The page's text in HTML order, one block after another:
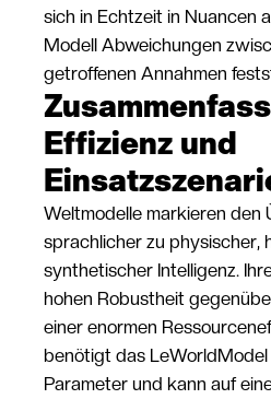
sich in Echtzeit in Nuancen
Modell Abweichungen
getroffenen Annahmen
Effizienz und
Weltmodelle markieren den
sprachlicher zu physischer,
synthetischer Intelligenz.
hohen Robustheit
einer enormen
benötigt das LeWorldModel
Parameter und kann auf